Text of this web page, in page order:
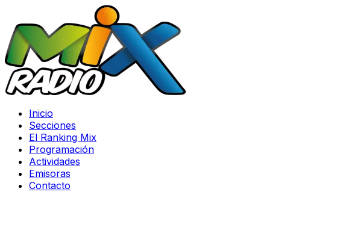
Inicio
Secciones
El Ranking Mix
Programación
Actividades
Emisoras
Contacto